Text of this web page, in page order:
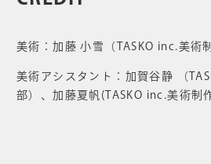
美術：加藤 小雪（TASKO inc.美術
美術アシスタント：加賀谷静 （
部）、加藤夏帆(TASKO inc.美術制